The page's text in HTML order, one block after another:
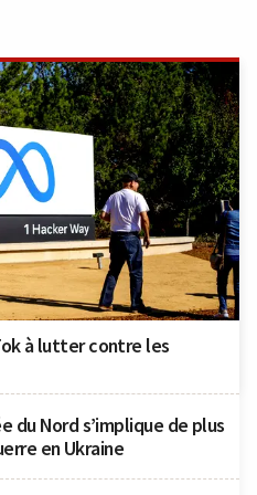
à lutter contre les
du Nord s’implique de plus
en Ukraine